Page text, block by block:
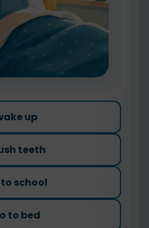
up
teeth
school
to bed